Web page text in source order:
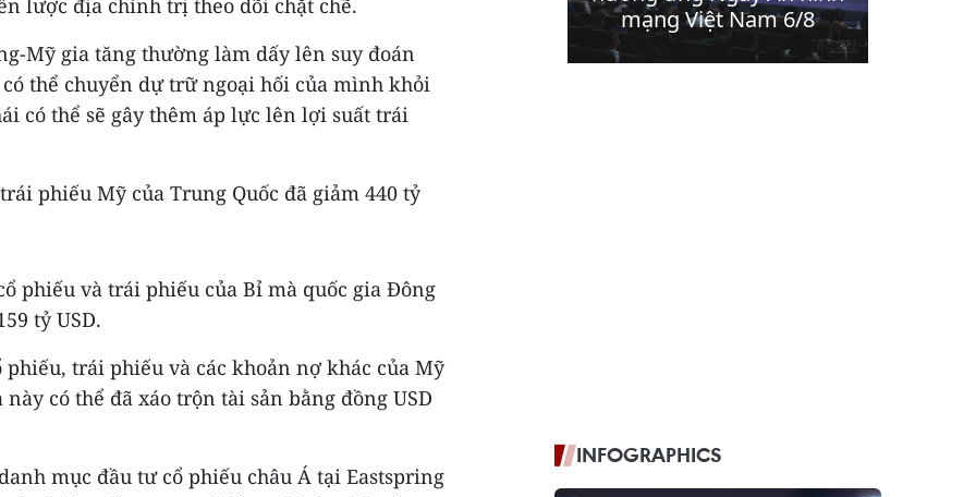
lược địa chính trị theo dõi chặt chẽ.
Mỹ gia tăng thường làm dấy lên suy đoán
thể chuyển dự trữ ngoại hối của mình khỏi
có thể sẽ gây thêm áp lực lên lợi suất trái
phiếu Mỹ của Trung Quốc đã giảm 440 tỷ
phiếu và trái phiếu của Bỉ mà quốc gia Đông
tỷ USD.
trái phiếu và các khoản nợ khác của Mỹ
có thể đã xáo trộn tài sản bằng đồng USD
mục đầu tư cổ phiếu châu Á tại Eastspring
INFOGRAPHICS